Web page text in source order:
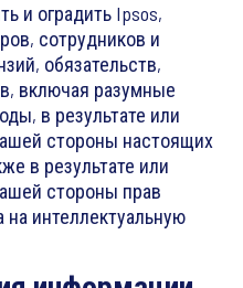
и оградить Ipsos,
сотрудников и
обязательств,
включая разумные
в результате или
стороны настоящих
в результате или
стороны прав
на интеллектуальную